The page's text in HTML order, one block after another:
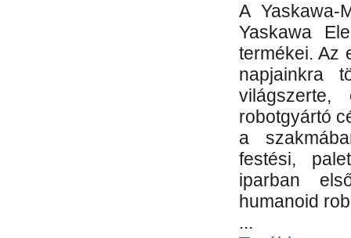
A Yaskawa-
Yaskawa
termékei. Az
napjainkra
robotgyártó
a
festési,
iparban
humanoid
...